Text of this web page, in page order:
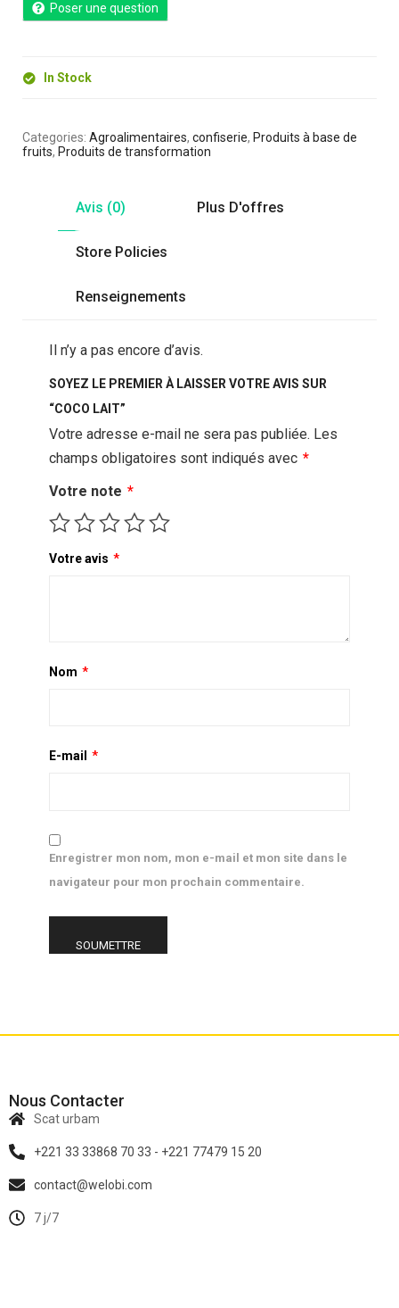
Poser une question
In Stock
Categories: Agroalimentaires, confiserie, Produits à base de
fruits, Produits de transformation
Avis (0) Plus D'offres
Store Policies
Renseignements
Il n’y a pas encore d’avis.
SOYEZ LE PREMIER À LAISSER VOTRE AVIS SUR
“COCO LAIT”
Votre adresse e-mail ne sera pas publiée. Les
champs obligatoires sont indiqués avec *
Votre note *
Votre avis *
Nom *
E-mail *
Enregistrer mon nom, mon e-mail et mon site dans le
navigateur pour mon prochain commentaire.
Nous Contacter
Scat urbam
+221 33 33868 70 33 - +221 77479 15 20
contact@welobi.com
7 j/7